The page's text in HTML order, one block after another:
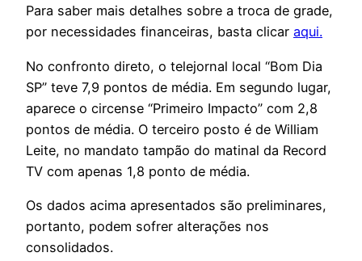
Para saber mais detalhes sobre a troca de grade,
por necessidades financeiras, basta clicar aqui.
No confronto direto, o telejornal local “Bom Dia
SP” teve 7,9 pontos de média. Em segundo lugar,
aparece o circense “Primeiro Impacto” com 2,8
pontos de média. O terceiro posto é de William
Leite, no mandato tampão do matinal da Record
TV com apenas 1,8 ponto de média.
Os dados acima apresentados são preliminares,
portanto, podem sofrer alterações nos
consolidados.